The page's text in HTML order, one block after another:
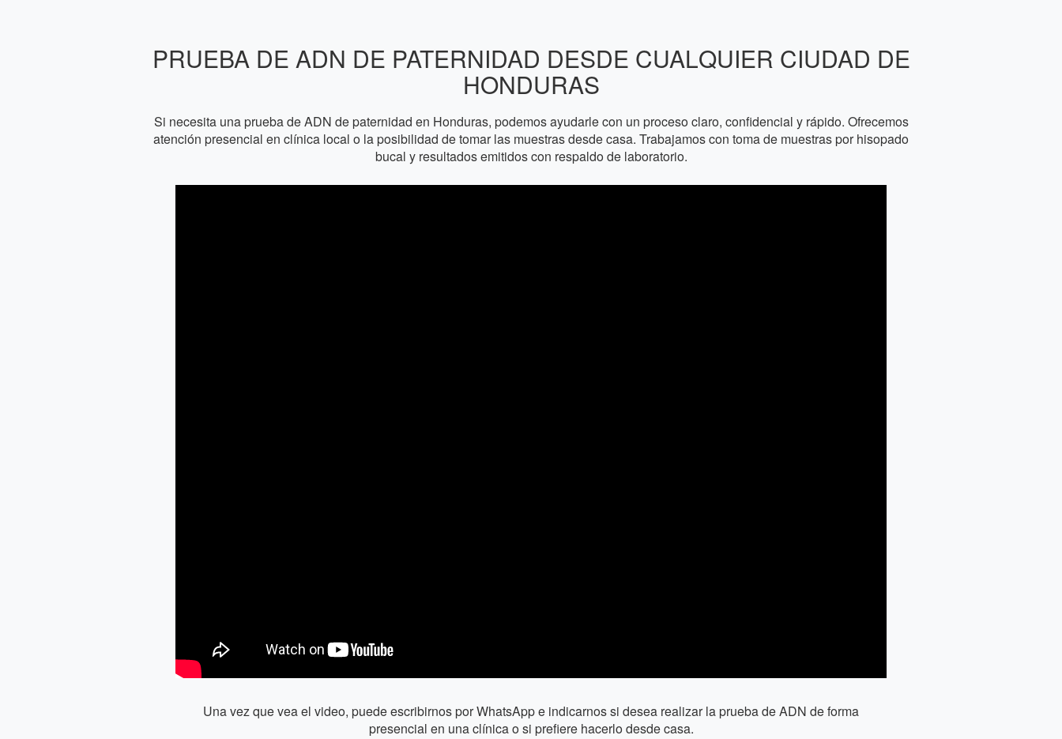
PRUEBA DE ADN DE PATERNIDAD DESDE CUALQUIER CIUDAD DE
HONDURAS
Si necesita una prueba de ADN de paternidad en Honduras, podemos ayudarle con un proceso claro, confidencial y rápido. Ofrecemos
atención presencial en clínica local o la posibilidad de tomar las muestras desde casa. Trabajamos con toma de muestras por hisopado
bucal y resultados emitidos con respaldo de laboratorio.
Una vez que vea el video, puede escribirnos por WhatsApp e indicarnos si desea realizar la prueba de ADN de forma
presencial en una clínica o si prefiere hacerlo desde casa.